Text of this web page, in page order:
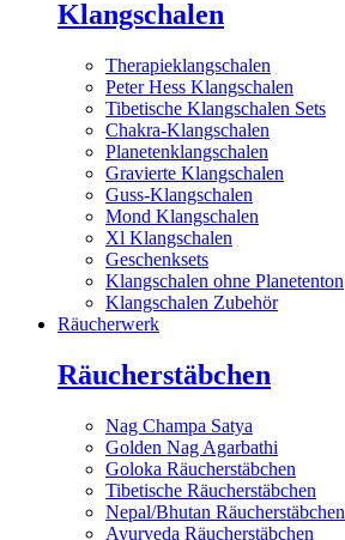
Klangschalen
Therapieklangschalen
Peter Hess Klangschalen
Tibetische Klangschalen Sets
Chakra-Klangschalen
Planetenklangschalen
Gravierte Klangschalen
Guss-Klangschalen
Mond Klangschalen
Xl Klangschalen
Geschenksets
Klangschalen ohne Planetenton
Klangschalen Zubehör
Räucherwerk
Räucherstäbchen
Nag Champa Satya
Golden Nag Agarbathi
Goloka Räucherstäbchen
Tibetische Räucherstäbchen
Nepal/Bhutan Räucherstäbchen
Ayurveda Räucherstäbchen